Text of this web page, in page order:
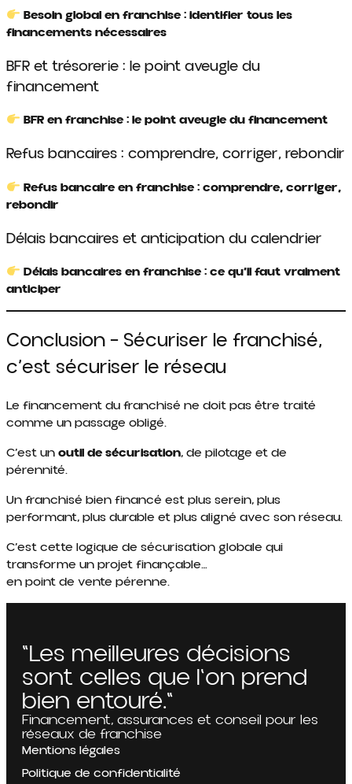
Besoin global en franchise : identifier tous les
financements nécessaires
BFR et trésorerie : le point aveugle du
financement
BFR en franchise : le point aveugle du financement
Refus bancaires : comprendre, corriger, rebondir
Refus bancaire en franchise : comprendre, corriger,
rebondir
Délais bancaires et anticipation du calendrier
Délais bancaires en franchise : ce qu’il faut vraiment
anticiper
Conclusion – Sécuriser le franchisé,
c’est sécuriser le réseau
Le financement du franchisé ne doit pas être traité
comme un passage obligé.
C’est unoutil de sécurisation, de pilotage et de
pérennité.
Un franchisé bien financé est plus serein, plus
performant, plus durable et plus aligné avec son réseau.
C’est cette logique de sécurisation globale qui
transforme un projet finançable…
en point de vente pérenne.
"Les meilleures décisions
sont celles que l'on prend
bien entouré."
Financement, assurances et conseil pour les
réseaux de franchise
Mentions légales
Politique de confidentialité